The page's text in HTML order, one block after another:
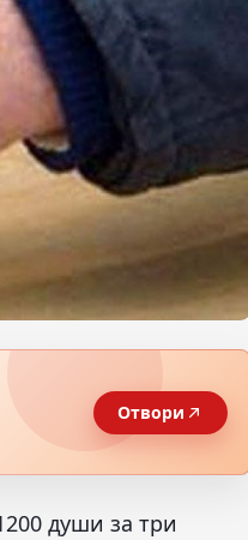
Отвори
души за три